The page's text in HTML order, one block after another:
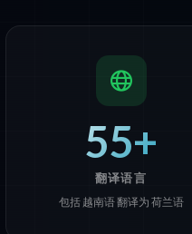
55+
翻译语言
包括 越南语 翻译为 荷兰语